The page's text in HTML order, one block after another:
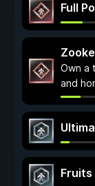
Full
Own a
and
Fruits